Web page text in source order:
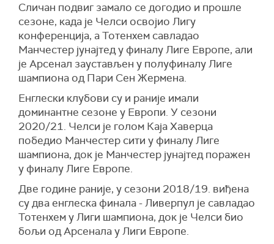
Сличан подвиг замало се догодио и прошле
сезоне, када је Челси освојио Лигу
конференција, а Тотенхем савладао
Манчестер јунајтед у финалу Лиге Европе, али
је Арсенал заустављен у полуфиналу Лиге
шампиона од Пари Сен Жермена.
Енглески клубови су и раније имали
доминантне сезоне у Европи. У сезони
2020/21. Челси је голом Каја Хаверца
победио Манчестер сити у финалу Лиге
шампиона, док је Манчестер јунајтед поражен
у финалу Лиге Европе.
Две године раније, у сезони 2018/19. виђена
су два енглеска финала - Ливерпул је савладао
Тотенхем у Лиги шампиона, док је Челси био
бољи од Арсенала у Лиги Европе.